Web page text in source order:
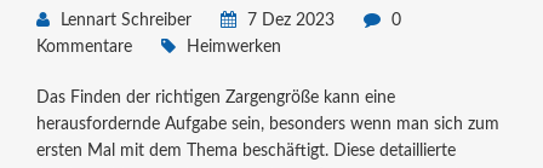
Lennart Schreiber 7 Dez 2023
0
Kommentare
Heimwerken
Das Finden der richtigen Zargengröße kann eine
herausfordernde Aufgabe sein, besonders wenn man sich zum
ersten Mal mit dem Thema beschäftigt. Diese detaillierte